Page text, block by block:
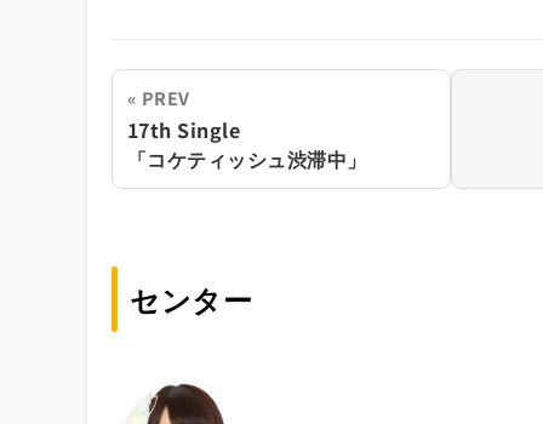
« PREV
17th Single
「コケティッシュ渋滞中」
センター